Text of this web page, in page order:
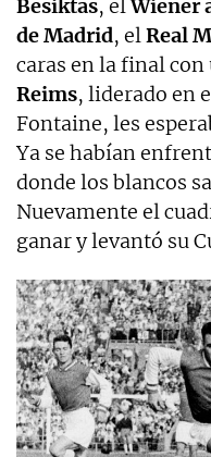
Besiktas, elWiener
de Madrid, elReal
caras en la final
Reims, liderado en
Fontaine, les
Ya se habían
donde los blancos
Nuevamente el
ganar y levantó su